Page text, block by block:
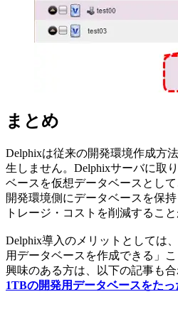
まとめ
Delphixは従来の開発環境作成方
生しません。Delphixサーバに取
ベースを仮想データベースとし
開発環境側にデータベースを保
トレージ・コストを削減すること
Delphix導入のメリットとしては
用データベースを作成できる」
興味のある方は、以下の記事も合
1TBの開発用データベースをた